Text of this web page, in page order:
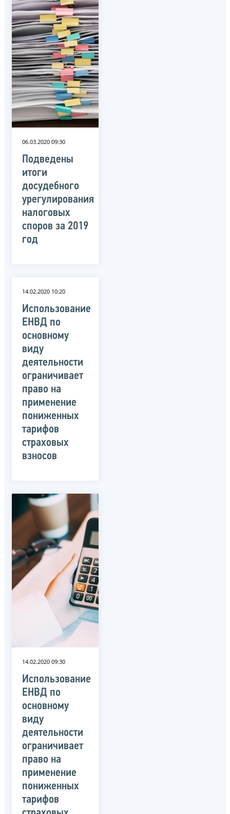
06.03.2020 09:30
Подведены
итоги
досудебного
урегулирования
налоговых
споров за 2019
год
14.02.2020 10:20
Использование
ЕНВД по
основному
виду
деятельности
ограничивает
право на
применение
пониженных
тарифов
страховых
взносов
14.02.2020 09:30
Использование
ЕНВД по
основному
виду
деятельности
ограничивает
право на
применение
пониженных
тарифов